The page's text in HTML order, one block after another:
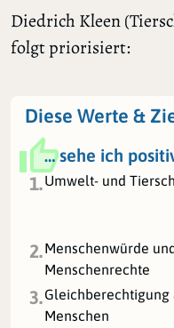
Diedrich Kleen
folgt priorisiert:
Diese Werte &
… sehe ich
1.Umwelt- und
2.Menschenwürde
Menschenrechte
3.
Menschen